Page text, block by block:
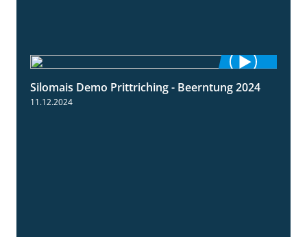
12:28
Silomais Demo Prittriching - Beerntung 2024
11.12.2024